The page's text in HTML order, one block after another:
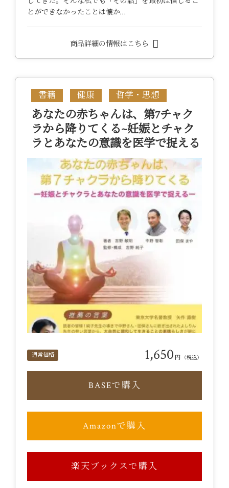
とができなかったことは懐か…
商品詳細の情報はこちら
書籍 健康 哲学・思想
あなたの赤ちゃんは、第7チャク
ラから降りてくる~妊娠とチャク
ラとあなたの意識を医学で捉える
通常価格 1,650 円 （税込）
BASEで購入
Amazonで購入
楽天ブックスで購入